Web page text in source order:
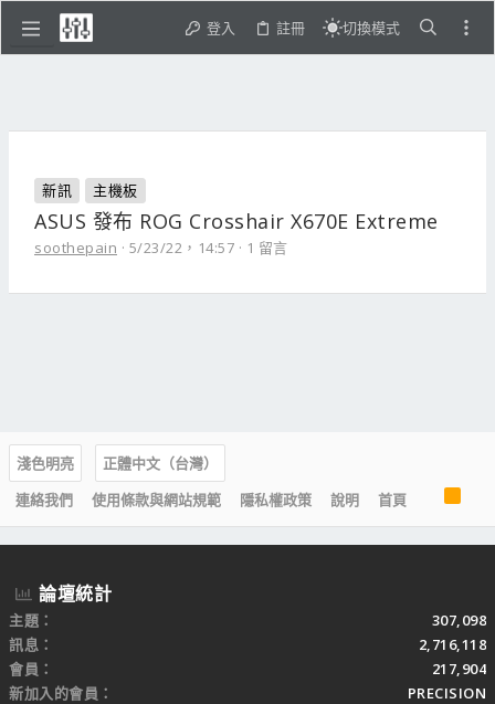
登入 註冊 切換模式
新訊 主機板
ASUS 發布 ROG Crosshair X670E Extreme
soothepain 5/23/22，14:57 1 留言
淺色明亮
正體中文（台灣）
連絡我們
使用條款與網站規範 隱私權政策 說明 首頁
R
S
S
論壇統計
主題
307,098
訊息
2,716,118
會員
217,904
新加入的會員
PRECISION